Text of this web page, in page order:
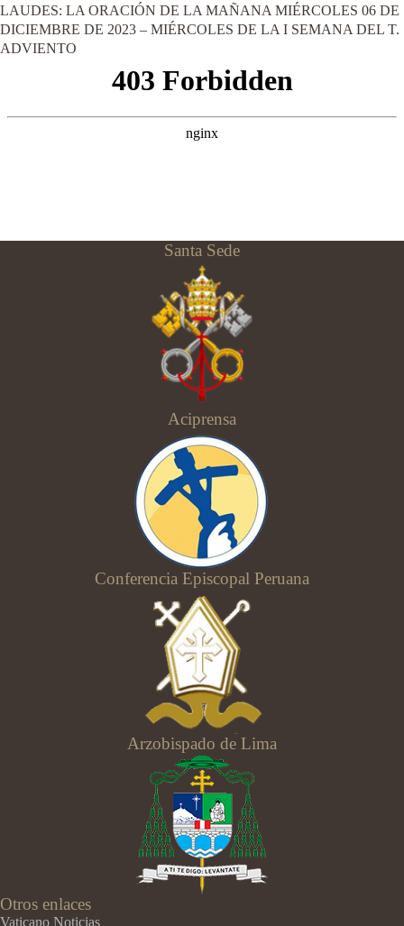
LAUDES: LA ORACIÓN DE LA MAÑANA MIÉRCOLES 06 DE
DICIEMBRE DE 2023 – MIÉRCOLES DE LA I SEMANA DEL T.
ADVIENTO
Santa Sede
Aciprensa
Conferencia Episcopal Peruana
Arzobispado de Lima
Otros enlaces
Vaticano Noticias